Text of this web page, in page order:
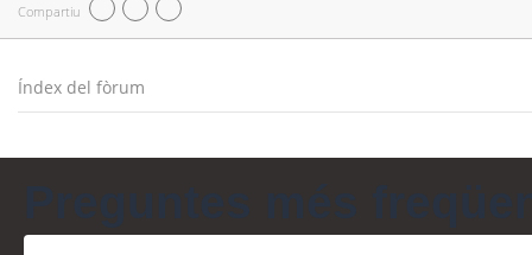
Compartiu
Índex del fòrum